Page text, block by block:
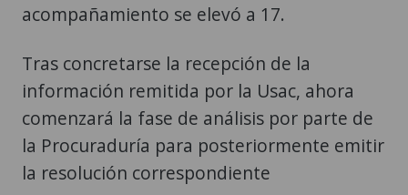
acompañamiento se elevó a 17.
Tras concretarse la recepción de la
información remitida por la Usac, ahora
comenzará la fase de análisis por parte de
la Procuraduría para posteriormente emitir
la resolución correspondiente